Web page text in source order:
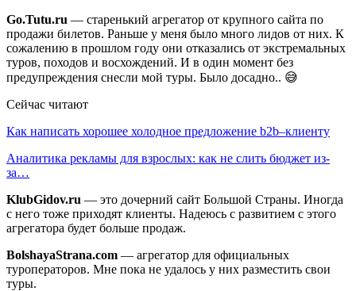
Go.Tutu.ru — старенький агрегатор от крупного сайта по
продажи билетов. Раньше у меня было много лидов от них. К
сожалению в прошлом году они отказались от экстремальных
туров, походов и восхождений. И в один момент без
предупреждения снесли мой туры. Было досадно.. 😅
Сейчас читают
Как написать хорошее холодное предложение b2b–клиенту
Аналитика рекламы для взрослых: как не слить бюджет из-
за…
KlubGidov.ru — это дочерний сайт Большой Страны. Иногда
с него тоже приходят клиенты. Надеюсь с развитием с этого
агрегатора будет больше продаж.
BolshayaStrana.com — агрегатор для официальных
туроператоров. Мне пока не удалось у них разместить свои
туры.